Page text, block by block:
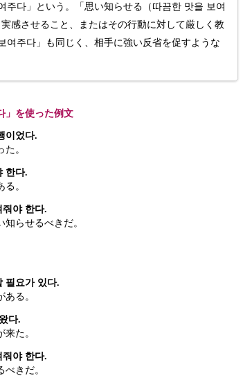
주다」という。「思い知らせる（따끔한 맛을 보여
感させること、またはその行動に対して厳しく教
주다」も同じく、相手に強い反省を促すような
」を使った例文
이었다.
。
한다.
。
야 한다.
らせるべきだ。
필요가 있다.
る。
다.
た。
야 한다.
きだ。